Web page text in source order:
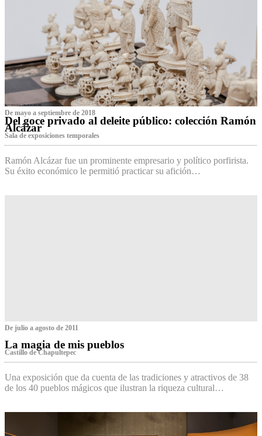
De mayo a septiembre de 2018
Del goce privado al deleite público: colección Ramón
Alcázar
Sala de exposiciones temporales
Ramón Alcázar fue un prominente empresario y político porfirista.
Su éxito económico le permitió practicar su afición…
De julio a agosto de 2011
La magia de mis pueblos
Castillo de Chapultepec
Una exposición que da cuenta de las tradiciones y atractivos de 38
de los 40 pueblos mágicos que ilustran la riqueza cultural…